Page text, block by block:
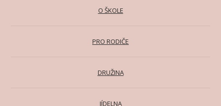
O ŠKOLE
PRO RODIČE
DRUŽINA
JÍDELNA